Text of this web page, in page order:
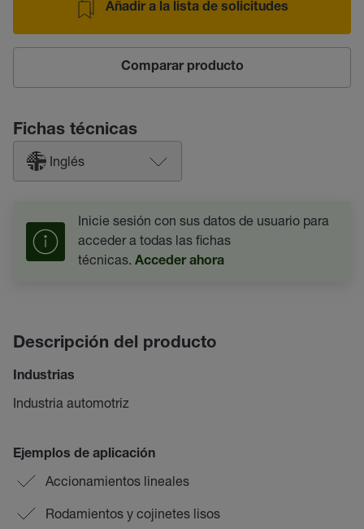
Añadir a la lista de solicitudes
Comparar producto
Fichas técnicas
Inglés
Inicie sesión con sus datos de usuario para
acceder a todas las fichas
técnicas. Acceder ahora
Descripción del producto
Industrias
Industria automotriz
Ejemplos de aplicación
Accionamientos lineales
Rodamientos y cojinetes lisos